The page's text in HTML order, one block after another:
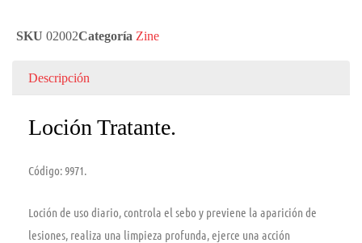
SKU 02002Categoría Zine
Descripción
Loción Tratante.
Código: 9971.
Loción de uso diario, controla el sebo y previene la aparición de
lesiones, realiza una limpieza profunda, ejerce una acción